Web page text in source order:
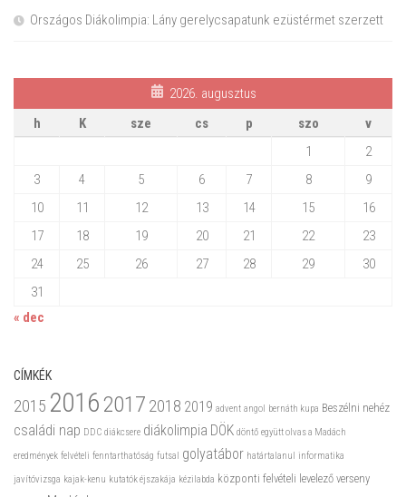
Országos Diákolimpia: Lány gerelycsapatunk ezüstérmet szerzett
2026. augusztus
h
K sze cs p szo
v
1
2
3
4 5 6 7 8
9
10
11 12 13 14 15
16
17
18 19 20 21 22
23
24
25 26 27 28 29
30
31
« dec
CÍMKÉK
2015 20162017 2018 2019 advent angol bernáth kupa Beszélni nehéz
családi nap DDC diákcsere diákolimpia DÖK döntő együtt olvas a Madách
eredmények felvételi fenntarthatóság futsal golyatábor határtalanul informatika
javítóvizsga kajak-kenu kutatók éjszakája kézilabda központi felvételi levelező verseny